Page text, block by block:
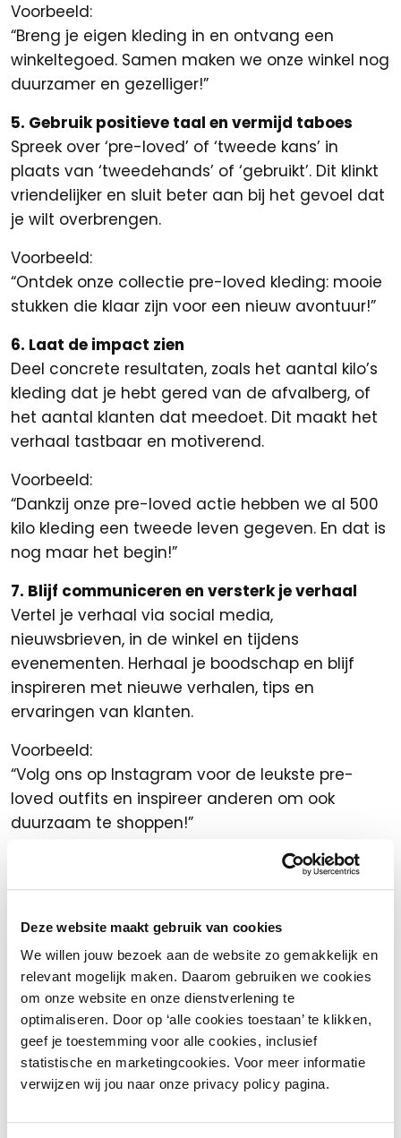
Deze website maakt gebruik van cookies
We willen jouw bezoek aan de website zo gemakkelijk en
relevant mogelijk maken. Daarom gebruiken we cookies
om onze website en onze dienstverlening te
optimaliseren. Door op ‘alle cookies toestaan’ te klikken,
geef je toestemming voor alle cookies, inclusief
statistische en marketingcookies. Voor meer informatie
verwijzen wij jou naar onze privacy policy pagina.
Voorbeeld:
“Breng je eigen kleding in en ontvang een
winkeltegoed. Samen maken we onze winkel nog
duurzamer en gezelliger!”
5. Gebruik positieve taal en vermijd taboes
Spreek over ‘pre-loved’ of ‘tweede kans’ in
plaats van ‘tweedehands’ of ‘gebruikt’. Dit klinkt
vriendelijker en sluit beter aan bij het gevoel dat
je wilt overbrengen.
Voorbeeld:
“Ontdek onze collectie pre-loved kleding: mooie
stukken die klaar zijn voor een nieuw avontuur!”
6. Laat de impact zien
Deel concrete resultaten, zoals het aantal kilo’s
kleding dat je hebt gered van de afvalberg, of
het aantal klanten dat meedoet. Dit maakt het
verhaal tastbaar en motiverend.
Voorbeeld:
“Dankzij onze pre-loved actie hebben we al 500
kilo kleding een tweede leven gegeven. En dat is
nog maar het begin!”
7. Blijf communiceren en versterk je verhaal
Vertel je verhaal via social media,
nieuwsbrieven, in de winkel en tijdens
evenementen. Herhaal je boodschap en blijf
inspireren met nieuwe verhalen, tips en
ervaringen van klanten.
Voorbeeld:
“Volg ons op Instagram voor de leukste pre-
loved outfits en inspireer anderen om ook
duurzaam te shoppen!”
Samenwerken: de kracht
van het netwerk
Samenwerken is essentieel voor succes. Je kunt
als modezaak de krachten bundelen met lokale
ondernemers, repair cafés of kringloopwinkels
voor gezamenlijke evenementen of
innamepunten. Ook samenwerking met
bestaande platforms of merken die hun eigen
pre-loved programma willen opzetten biedt
betrekken bij het samenstellen van collecties of